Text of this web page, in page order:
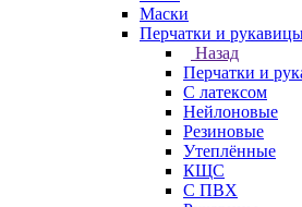
Маски
Перчатки и
Назад
Перчатки и
С латексом
Нейлоновые
Резиновые
Утеплённые
КЩС
С ПВХ